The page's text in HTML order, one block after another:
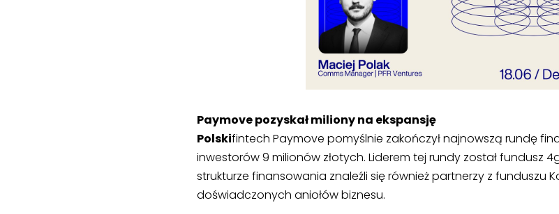
Paymove pozyskał miliony na ekspansję
‍Polskifintech Paymove pomyślnie zakończył najnowszą rundę
inwestorów 9 milionów złotych. Liderem tej rundy został fundusz
strukturze finansowania znaleźli się również partnerzy z funduszu
doświadczonych aniołów biznesu.